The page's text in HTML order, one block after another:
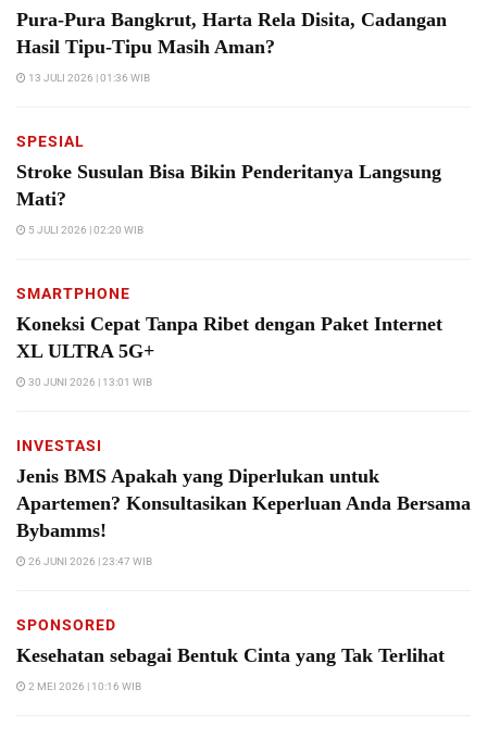
Pura-Pura Bangkrut, Harta Rela Disita, Cadangan
Hasil Tipu-Tipu Masih Aman?
13 JULI 2026 | 01:36 WIB
SPESIAL
Stroke Susulan Bisa Bikin Penderitanya Langsung
Mati?
5 JULI 2026 | 02:20 WIB
SMARTPHONE
Koneksi Cepat Tanpa Ribet dengan Paket Internet
XL ULTRA 5G+
30 JUNI 2026 | 13:01 WIB
INVESTASI
Jenis BMS Apakah yang Diperlukan untuk
Apartemen? Konsultasikan Keperluan Anda Bersama
Bybamms!
26 JUNI 2026 | 23:47 WIB
SPONSORED
Kesehatan sebagai Bentuk Cinta yang Tak Terlihat
2 MEI 2026 | 10:16 WIB